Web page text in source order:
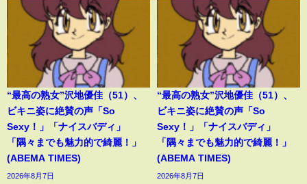
“最高の熟女”沢地優佳（51）、
ビキニ姿に絶賛の声「So
Sexy！」「ナイスバディ」
「隅々までも魅力的で綺麗！」
(ABEMA TIMES)
2026年8月7日
“最高の熟女”沢地優佳（51）、
ビキニ姿に絶賛の声「So
Sexy！」「ナイスバディ」
「隅々までも魅力的で綺麗！」
(ABEMA TIMES)
2026年8月7日